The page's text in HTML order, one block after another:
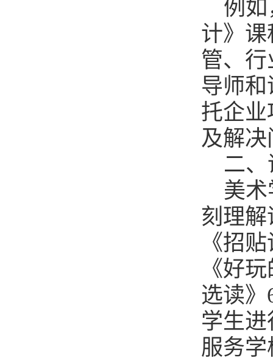
例
计》
管、
导师
托企
及解
二
美
刻理解
《招
《好
选读
学生
服务